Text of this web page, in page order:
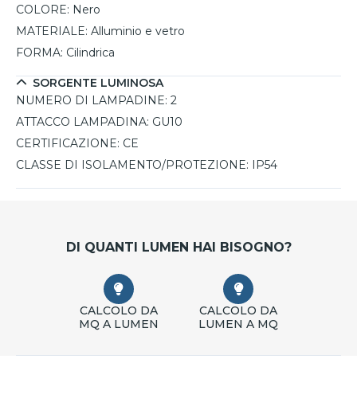
COLORE: Nero
MATERIALE: Alluminio e vetro
FORMA: Cilindrica
SORGENTE LUMINOSA
NUMERO DI LAMPADINE: 2
ATTACCO LAMPADINA: GU10
CERTIFICAZIONE: CE
CLASSE DI ISOLAMENTO/PROTEZIONE: IP54
DI QUANTI LUMEN HAI BISOGNO?
CALCOLO DA
MQ A LUMEN
CALCOLO DA
LUMEN A MQ